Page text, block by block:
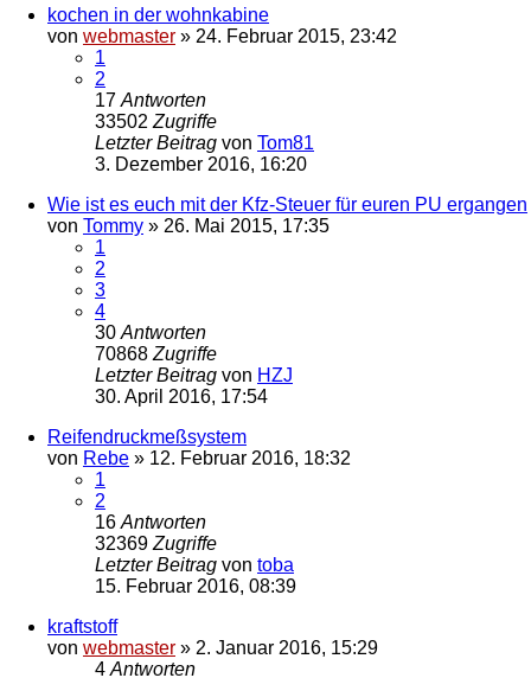
kochen in der wohnkabine
von webmaster » 24. Februar 2015, 23:42
1
2
17 Antworten
33502 Zugriffe
Letzter Beitrag von Tom81
3. Dezember 2016, 16:20
Wie ist es euch mit der Kfz-Steuer für euren PU ergangen
von Tommy » 26. Mai 2015, 17:35
1
2
3
4
30 Antworten
70868 Zugriffe
Letzter Beitrag von HZJ
30. April 2016, 17:54
Reifendruckmeßsystem
von Rebe » 12. Februar 2016, 18:32
1
2
16 Antworten
32369 Zugriffe
Letzter Beitrag von toba
15. Februar 2016, 08:39
kraftstoff
von webmaster » 2. Januar 2016, 15:29
4 Antworten